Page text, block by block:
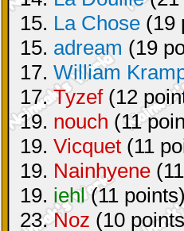
15. La Chose (19
15. adream (19
17. William
17.Tyzef(12
19. nouch (11
19. Vicquet (11
19. Nainhyene
19. iehl(11
23.Noz (10